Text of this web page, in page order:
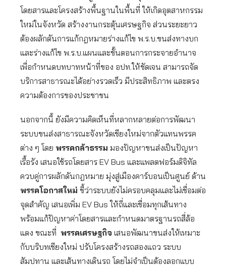
โดยสารและโครงสร้างพื้นฐานในพื้นที่ ให้เกิดอุตสาหกรรม
ใหม่ในจังหวัด สร้างงานกระตุ้นเศรษฐกิจ ส่วนระยะยาว
ต้องผลักดันการแก้กฎหมายร่างแก้ไข พ.ร.บ.ขนส่งทางบก
และร่างแก้ไข พ.ร.บ.แผนและขั้นตอนการกระจายอำนาจ
เพื่อกำหนดบทบาทหน้าที่ของ อปท.ให้ชัดเจน สามารถจัด
บริการสาธารณะได้อย่างรวดเร็ว มีประสิทธิภาพ และตรง
ความต้องการของประชาชน
นอกจากนี้ ยังมีความคิดเห็นที่หลากหลายต่อการพัฒนา
ระบบขนส่งสาธารณะจังหวัดเชียงใหม่จากตัวแทนพรรค
ต่าง ๆ โดย พรรคกล้าธรรม มองปัญหาขนส่งเป็นปัญหา
เรื้อรัง เสนอใช้รถโดยสาร EV Bus และแพลตฟอร์มดิจิทัล
ควบคู่การผลักดันกฎหมาย มุ่งสู่เมืองคาร์บอนเป็นศูนย์ ด้าน
พรรคโอกาสใหม่ ชี้ว่าระบบยังไม่ครอบคลุมและไม่เชื่อมต่อ
จุดสำคัญ เสนอเพิ่ม EV Bus ให้ถี่และเชื่อมทุกเส้นทาง
พร้อมแก้ปัญหาค่าโดยสารและกำหนดมาตรฐานรถสี่ล้อ
แดง ขณะที่ พรรคเศรษฐกิจ เสนอพัฒนาขนส่งให้เหมาะ
กับบริบทเชียงใหม่ ปรับโครงสร้างรถสองแถว ระบบ
สัมปทาน และเส้นทางเดินรถ โดยไม่จำเป็นต้องลอกแบบ